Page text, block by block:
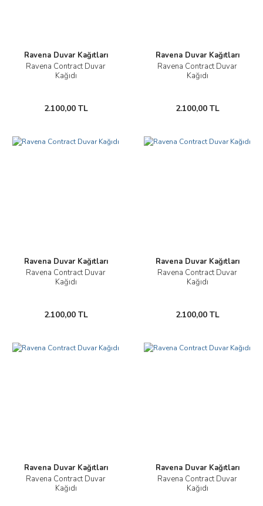
Ravena Duvar Kağıtları
Ravena Contract Duvar
Kağıdı
2.100,00 TL
Ravena Duvar Kağıtları
Ravena Contract Duvar
Kağıdı
2.100,00 TL
Ravena Duvar Kağıtları
Ravena Contract Duvar
Kağıdı
2.100,00 TL
Ravena Duvar Kağıtları
Ravena Contract Duvar
Kağıdı
2.100,00 TL
Ravena Duvar Kağıtları
Ravena Contract Duvar
Kağıdı
Ravena Duvar Kağıtları
Ravena Contract Duvar
Kağıdı